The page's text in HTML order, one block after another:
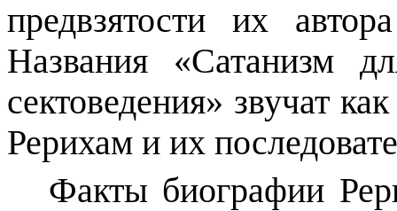
предвзятости их
Названия «Сатанизм
сектоведения» звучат
Рерихам и их
Факты биографии